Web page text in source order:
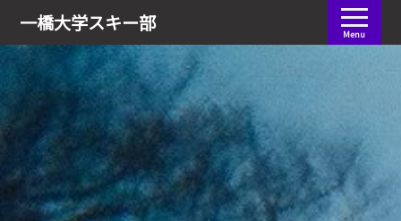
一橋大学スキー部 Menu
会員ログイン